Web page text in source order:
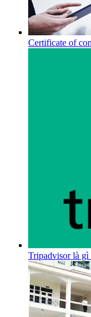
Certificate of
Tripadvisor là